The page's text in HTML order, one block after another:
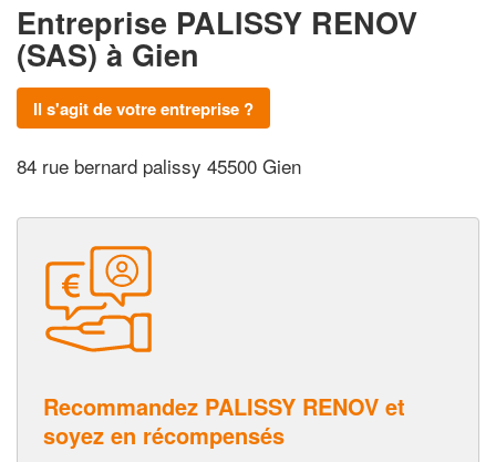
Entreprise PALISSY RENOV
(SAS)à Gien
Il s'agit de votre entreprise ?
84 rue bernard palissy 45500 Gien
Recommandez PALISSY RENOV et
soyez en récompensés